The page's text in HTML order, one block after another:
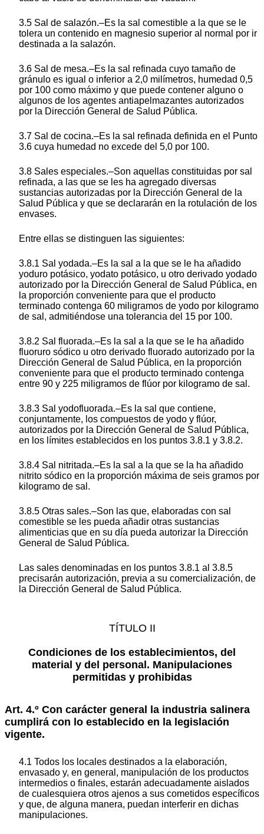
3.5 Sal de salazón.–Es la sal comestible a la que se le
tolera un contenido en magnesio superior al normal por ir
destinada a la salazón.
3.6 Sal de mesa.–Es la sal refinada cuyo tamaño de
gránulo es igual o inferior a 2,0 milímetros, humedad 0,5
por 100 como máximo y que puede contener alguno o
algunos de los agentes antiapelmazantes autorizados
por la Dirección General de Salud Pública.
3.7 Sal de cocina.–Es la sal refinada definida en el Punto
3.6 cuya humedad no excede del 5,0 por 100.
3.8 Sales especiales.–Son aquellas constituidas por sal
refinada, a las que se les ha agregado diversas
sustancias autorizadas por la Dirección General de la
Salud Pública y que se declararán en la rotulación de los
envases.
Entre ellas se distinguen las siguientes:
3.8.1 Sal yodada.–Es la sal a la que se le ha añadido
yoduro potásico, yodato potásico, u otro derivado yodado
autorizado por la Dirección General de Salud Pública, en
la proporción conveniente para que el producto
terminado contenga 60 miligramos de yodo por kilogramo
de sal, admitiéndose una tolerancia del 15 por 100.
3.8.2 Sal fluorada.–Es la sal a la que se le ha añadido
fluoruro sódico u otro derivado fluorado autorizado por la
Dirección General de Salud Pública, en la proporción
conveniente para que el producto terminado contenga
entre 90 y 225 miligramos de flúor por kilogramo de sal.
3.8.3 Sal yodofluorada.–Es la sal que contiene,
conjuntamente, los compuestos de yodo y flúor,
autorizados por la Dirección General de Salud Pública,
en los límites establecidos en los puntos 3.8.1 y 3.8.2.
3.8.4 Sal nitritada.–Es la sal a la que se la ha añadido
nitrito sódico en la proporción máxima de seis gramos por
kilogramo de sal.
3.8.5 Otras sales.–Son las que, elaboradas con sal
comestible se les pueda añadir otras sustancias
alimenticias que en su día pueda autorizar la Dirección
General de Salud Pública.
Las sales denominadas en los puntos 3.8.1 al 3.8.5
precisarán autorización, previa a su comercialización, de
la Dirección General de Salud Pública.
TÍTULO II
Condiciones de los establecimientos, del
material y del personal. Manipulaciones
permitidas y prohibidas
Art. 4.º Con carácter general la industria salinera
cumplirá con lo establecido en la legislación
vigente.
4.1 Todos los locales destinados a la elaboración,
envasado y, en general, manipulación de los productos
intermedios o finales, estarán adecuadamente aislados
de cualesquiera otros ajenos a sus cometidos específicos
y que, de alguna manera, puedan interferir en dichas
manipulaciones.